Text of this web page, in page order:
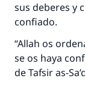
sus deberes y
confiado.
“Allah os
se os haya
de Tafsir as-